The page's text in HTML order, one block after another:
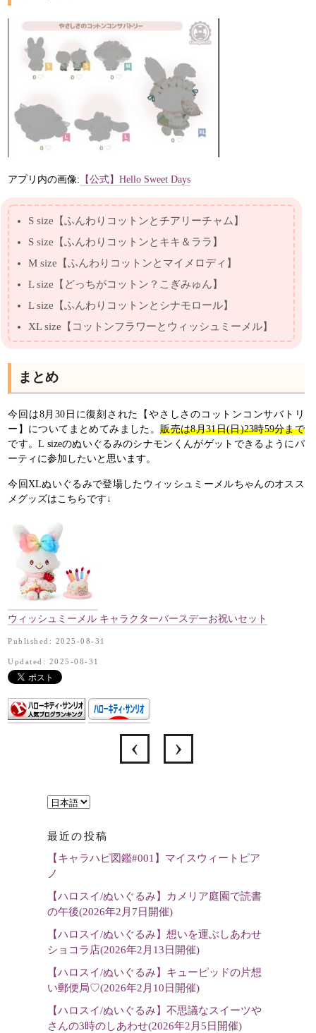
アプリ内の画像: 【公式】Hello Sweet Days
S size【ふんわりコットンとチアリーチャム】
S size【ふんわりコットンとキキ＆ララ】
M size【ふんわりコットンとマイメロディ】
L size【どっちがコットン？こぎみゅん】
L size【ふんわりコットンとシナモロール】
XL size【コットンフラワーとウィッシュミーメル】
まとめ
今回は8月30日に復刻された【やさしさのコットンコンサバトリ
ー】についてまとめてみました。販売は8月31日(日)23時59分まで
です。L sizeのぬいぐるみのシナモンくんがゲットできるようにパ
ーティに参加したいと思います。
今回XLぬいぐるみで登場したウィッシュミーメルちゃんのオスス
メグッズはこちらです↓
ウィッシュミーメル キャラクターバースデーお祝いセット
Published: 2025-08-31
Updated: 2025-08-31
言
を
選
最近の投稿
【キャラハピ図鑑#001】マイスウィートピア
ノ
【ハロスイ/ぬいぐるみ】カメリア庭園で読書
の午後(2026年2月7日開催)
【ハロスイ/ぬいぐるみ】想いを運ぶしあわせ
ショコラ店(2026年2月13日開催)
【ハロスイ/ぬいぐるみ】キューピッドの片想
い郵便局♡(2026年2月10日開催)
【ハロスイ/ぬいぐるみ】不思議なスイーツや
さんの3時のしあわせ(2026年2月5日開催)